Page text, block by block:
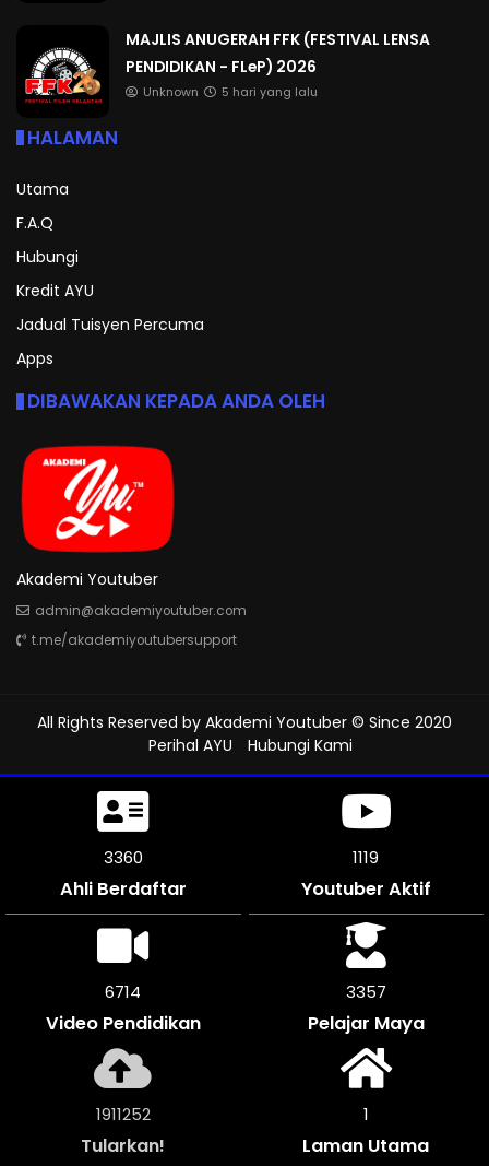
MAJLIS ANUGERAH FFK (FESTIVAL LENSA
PENDIDIKAN - FLeP) 2026
Unknown 5 hari yang lalu
HALAMAN
Utama
F.A.Q
Hubungi
Kredit AYU
Jadual Tuisyen Percuma
Apps
DIBAWAKAN KEPADA ANDA OLEH
Akademi Youtuber
admin@akademiyoutuber.com
t.me/akademiyoutubersupport
All Rights Reserved by Akademi Youtuber © Since 2020
Perihal AYU
Hubungi Kami
3687
Ahli Berdaftar
1229
Youtuber Aktif
7368
Video Pendidikan
3684
Pelajar Maya
2097424
Tularkan!
1
Laman Utama